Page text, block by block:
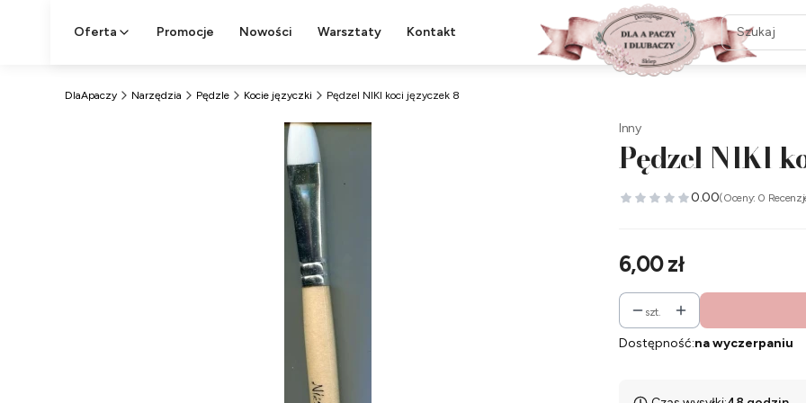
Oferta Promocje Nowości Warsztaty Kontakt
DlaApaczy Narzędzia Pędzle Kocie języczki Pędzel NIKI koci języczek 8
Inny
Pędzel NIKI
0.00(Oceny: 0
Cena
6,00 zł
szt.
Dostępność:na wyczerpaniu